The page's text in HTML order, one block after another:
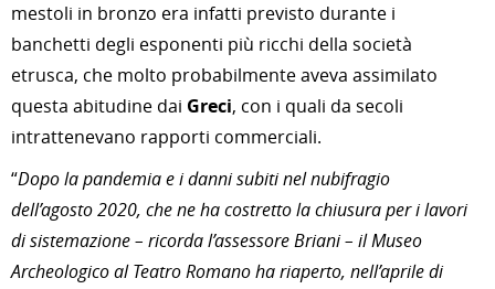
mestoli in bronzo era infatti previsto durante i
banchetti degli esponenti più ricchi della società
etrusca, che molto probabilmente aveva assimilato
questa abitudine dai Greci, con i quali da secoli
intrattenevano rapporti commerciali.
“Dopo la pandemia e i danni subiti nel nubifragio
dell’agosto 2020, che ne ha costretto la chiusura per i lavori
di sistemazione – ricorda l’assessore Briani – il Museo
Archeologico al Teatro Romano ha riaperto, nell’aprile di